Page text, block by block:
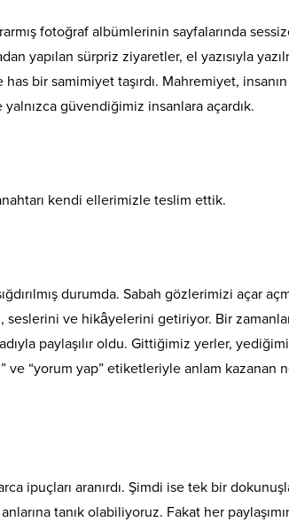
fotoğraf albümlerinin sayfalarında
yapılan sürpriz ziyaretler, el yazısıyla
bir samimiyet taşırdı. Mahremiyet, insanın
yalnızca güvendiğimiz insanlara açardık.
kendi ellerimizle teslim ettik.
durumda. Sabah gözlerimizi açar
ve hikâyelerini getiriyor. Bir zamanlar
paylaşılır oldu. Gittiğimiz yerler,
“yorum yap” etiketleriyle anlam kazanan
ipuçları aranırdı. Şimdi ise tek bir
tanık olabiliyoruz. Fakat her